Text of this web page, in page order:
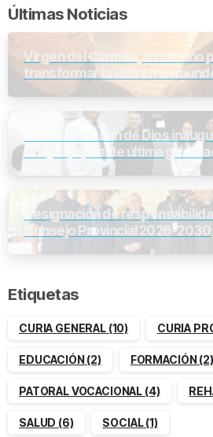
Últimas Noticias
Virgen del Carmen, un camino
transformar la vida en un
Clínica San Juan de Dios
UCI y Equipos de última
Designación de
Consejo Provincial 2026-2030
Etiquetas
CURIA GENERAL(10) CURIA
EDUCACIÓN(2) FORMACIÓN(2)
PATORAL VOCACIONAL (4)
SALUD (6) SOCIAL(1)